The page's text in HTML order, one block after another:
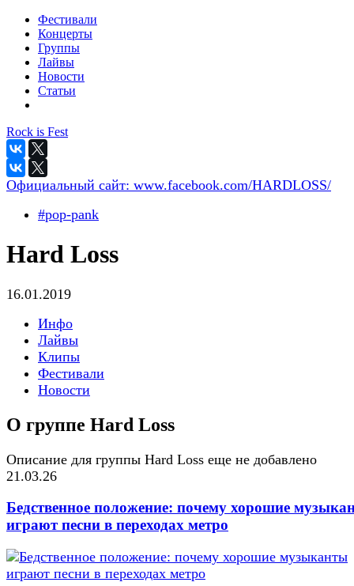
Фестивали
Концерты
Группы
Лайвы
Новости
Статьи
Rock is Fest
Официальный сайт: www.facebook.com/HARDLOSS/
#pop-pank
Hard Loss
16.01.2019
Инфо
Лайвы
Клипы
Фестивали
Новости
О группе Hard Loss
Описание для группы Hard Loss еще не добавлено
21.03.26
Бедственное положение: почему хорошие
играют песни в переходах метро